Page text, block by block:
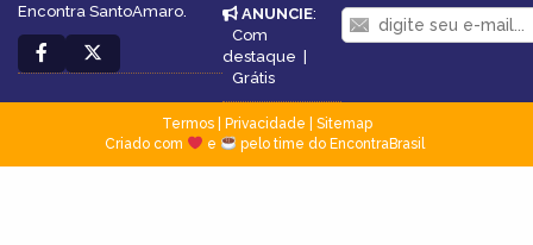
Encontra SantoAmaro.
ANUNCIE:
Com
destaque |
Grátis
Termos| Privacidade
Sitemap
Criado com
e pelo time do EncontraBrasil